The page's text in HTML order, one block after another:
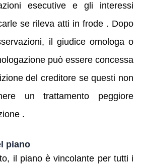
esecutive e gli interessi
se rileva atti in frode . Dopo
il giudice omologa o
può essere concessa
del creditore se questi non
un trattamento peggiore
.
piano
il piano è vincolante per tutti i